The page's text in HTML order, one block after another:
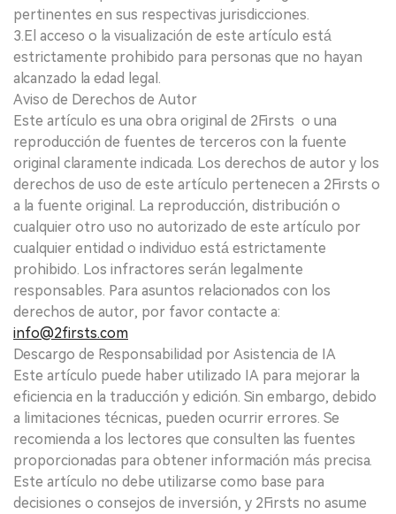
pertinentes en sus respectivas jurisdicciones.
3.El acceso o la visualización de este artículo está
estrictamente prohibido para personas que no hayan
alcanzado la edad legal.
Aviso de Derechos de Autor
Este artículo es una obra original de 2Firsts o una
reproducción de fuentes de terceros con la fuente
original claramente indicada. Los derechos de autor y los
derechos de uso de este artículo pertenecen a 2Firsts o
a la fuente original. La reproducción, distribución o
cualquier otro uso no autorizado de este artículo por
cualquier entidad o individuo está estrictamente
prohibido. Los infractores serán legalmente
responsables. Para asuntos relacionados con los
derechos de autor, por favor contacte a:
info@2firsts.com
Descargo de Responsabilidad por Asistencia de IA
Este artículo puede haber utilizado IA para mejorar la
eficiencia en la traducción y edición. Sin embargo, debido
a limitaciones técnicas, pueden ocurrir errores. Se
recomienda a los lectores que consulten las fuentes
proporcionadas para obtener información más precisa.
Este artículo no debe utilizarse como base para
decisiones o consejos de inversión, y 2Firsts no asume